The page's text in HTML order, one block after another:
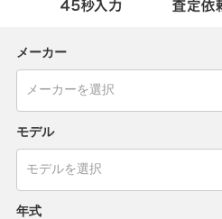
メーカー
モデル
年式